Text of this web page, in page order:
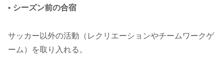
• シーズン前の合宿
サッカー以外の活動（レクリエーションやチームワークゲ
ーム）を取り入れる。